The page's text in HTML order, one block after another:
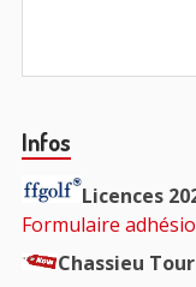
Barre
principale
Infos
Licences
Formulaire
Chassieu